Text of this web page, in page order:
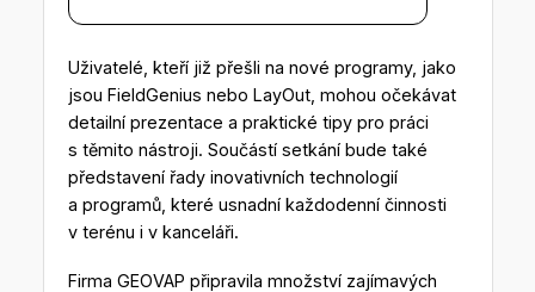
Uživatelé, kteří již přešli na nové programy, jako
jsou FieldGenius nebo LayOut, mohou očekávat
detailní prezentace a praktické tipy pro práci
s těmito nástroji. Součástí setkání bude také
představení řady inovativních technologií
a programů, které usnadní každodenní činnosti
v terénu i v kanceláři.
Firma GEOVAP připravila množství zajímavých